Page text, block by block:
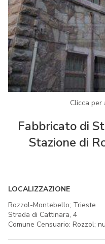
Clicca
Fabbricato di
Stazione di
LOCALIZZAZIONE
Rozzol-Montebello; Trieste
Strada di Cattinara, 4
Comune Censuario: Rozzol;